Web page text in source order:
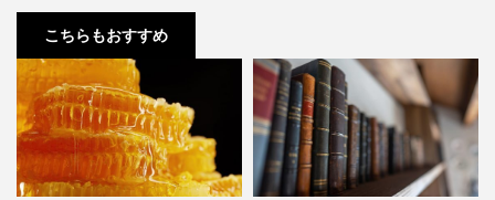
こちらもおすすめ